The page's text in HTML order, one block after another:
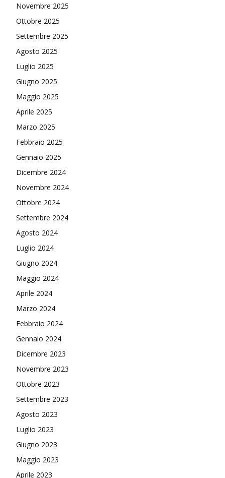
Novembre 2025
Ottobre 2025
Settembre 2025
Agosto 2025
Luglio 2025
Giugno 2025
Maggio 2025
Aprile 2025
Marzo 2025
Febbraio 2025
Gennaio 2025
Dicembre 2024
Novembre 2024
Ottobre 2024
Settembre 2024
Agosto 2024
Luglio 2024
Giugno 2024
Maggio 2024
Aprile 2024
Marzo 2024
Febbraio 2024
Gennaio 2024
Dicembre 2023
Novembre 2023
Ottobre 2023
Settembre 2023
Agosto 2023
Luglio 2023
Giugno 2023
Maggio 2023
Aprile 2023